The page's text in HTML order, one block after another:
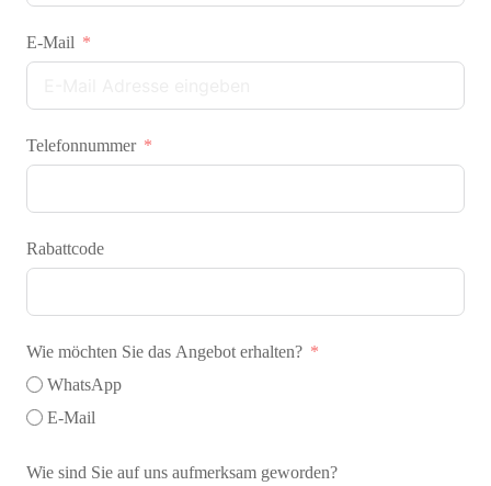
E-Mail
Telefonnummer
Rabattcode
Wie möchten Sie das Angebot erhalten?
WhatsApp
E-Mail
Wie sind Sie auf uns aufmerksam geworden?